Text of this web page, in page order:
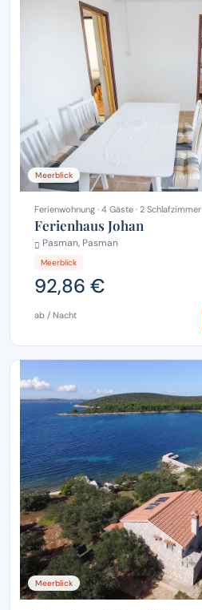
Meerblick
Ferienwohnung · 4 Gäste · 2 Schlafzimmer
Ferienhaus Johan
Pasman, Pasman
Meerblick
92,86 €
ab / Nacht
Meerblick